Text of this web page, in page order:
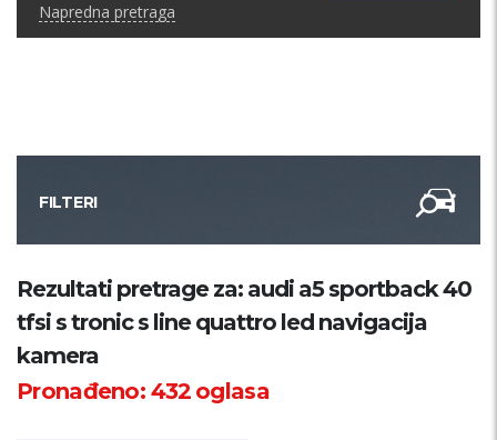
Napredna pretraga
FILTERI
Kategorija
Samo sa slikom
Rezultati pretrage za: audi a5 sportback 40
tfsi s tronic s line quattro led navigacija
kamera
Pronađeno:432oglasa